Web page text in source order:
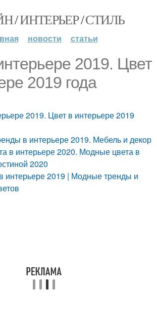
/ ИНТЕРЬЕР / СТИЛЬ
новости статьи
2019. Цвет
2019 года
2019. Цвет в интерьере 2019
в интерьере 2019. Мебель и декор
в интерьере 2020. Модные цвета в
2020
интерьере 2019 | Модные тренды и